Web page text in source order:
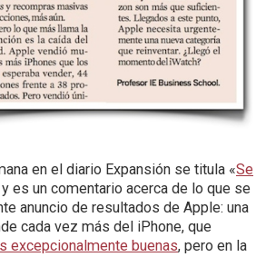
en el diario Expansión se titula «Se
es un comentario acerca de lo que se
anuncio de resultados de Apple: una
cada vez más del iPhone, que
excepcionalmente buenas, pero en la